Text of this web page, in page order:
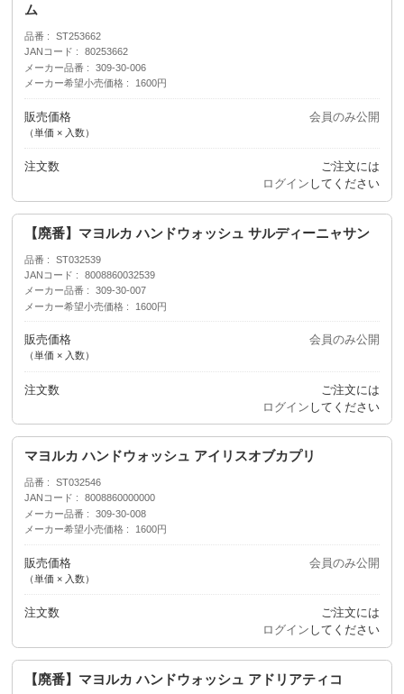
ム
品番
ST253662
JANコード
80253662
メーカー品番
309-30-006
メーカー希望小売価格
1600円
販売価格
（単価 × 入数）
会員のみ公開
注文数
ご注文には
ログイン してください
【廃番】マヨルカ ハンドウォッシュ サルディーニャサン
品番
ST032539
JANコード
8008860032539
メーカー品番
309-30-007
メーカー希望小売価格
1600円
販売価格
（単価 × 入数）
会員のみ公開
注文数
ご注文には
ログイン してください
マヨルカ ハンドウォッシュ アイリスオブカプリ
品番
ST032546
JANコード
8008860000000
メーカー品番
309-30-008
メーカー希望小売価格
1600円
販売価格
（単価 × 入数）
会員のみ公開
注文数
ご注文には
ログイン してください
【廃番】マヨルカ ハンドウォッシュ アドリアティコ